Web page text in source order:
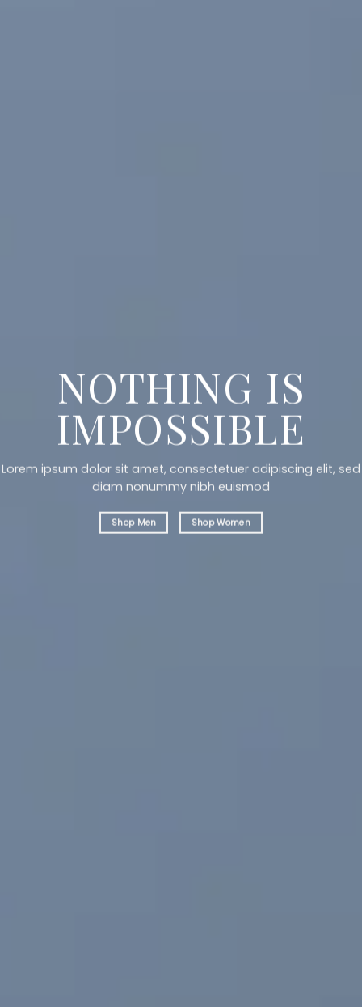
NOTHING IS
IMPOSSIBLE
Lorem ipsum dolor sit amet, consectetuer adipiscing elit, sed
diam nonummy nibh euismod
Shop Men Shop Women